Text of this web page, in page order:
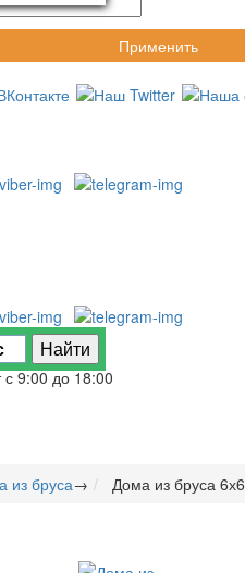
Применить
9:00 до 18:00
из бруса→ Дома из бруса 6х6